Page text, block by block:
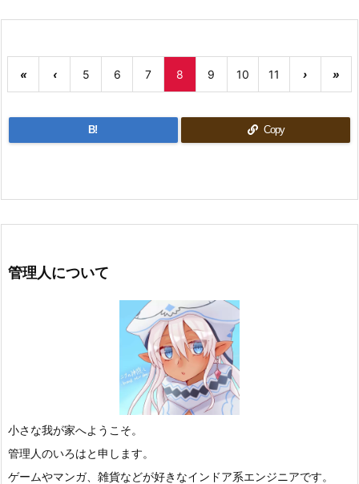
« ‹ 5 6 7 8 9 10 11 › »
B! Copy
管理人について
小さな我が家へようこそ。
管理人のいろはと申します。
ゲームやマンガ、雑貨などが好きなインドア系エンジニアです。